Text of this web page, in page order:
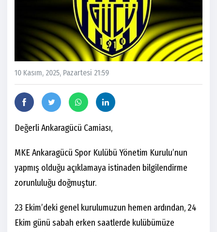
10 Kasım, 2025, Pazartesi 21:59
Değerli Ankaragücü Camiası,
MKE Ankaragücü Spor Kulübü Yönetim Kurulu’nun
yapmış olduğu açıklamaya istinaden bilgilendirme
zorunluluğu doğmuştur.
23 Ekim’deki genel kurulumuzun hemen ardından, 24
Ekim günü sabah erken saatlerde kulübümüze